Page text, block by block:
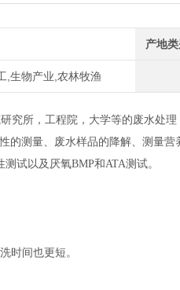
产地类
,生物产业,农林牧渔
究所，工程院，大学等的废水处
的测量、废水样品的降解、测量
试以及厌氧BMP和ATA测试。
时间也更短。